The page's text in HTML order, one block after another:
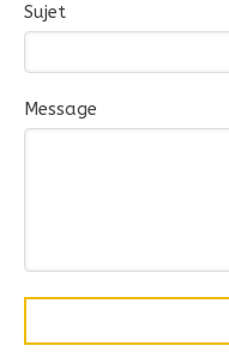
Sujet
Message